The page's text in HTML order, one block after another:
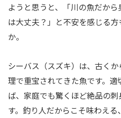
ようと思うと、「川の魚だか
は大丈夫？」と不安を感じる
か。
シーバス（スズキ）は、古く
理で重宝されてきた魚です。
ば、家庭でも驚くほど絶品の
す。釣り人だからこそ味わえ